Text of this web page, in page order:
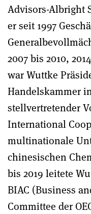
Advisors-Albright
er seit 1997
2007 bis 2010,
war Wuttke
Handelskammer
stellvertretender
International
multinationale
chinesischen
bis 2019 leitete
BIAC (Business
Committee der